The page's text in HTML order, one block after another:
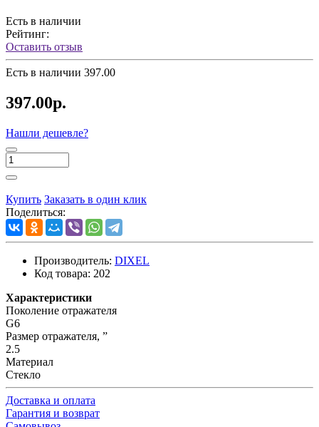
Есть в наличии
Рейтинг:
Оставить отзыв
Есть в наличии 397.00
397.00р.
Нашли дешевле?
Купить Заказать в один клик
Поделиться:
Производитель: DIXEL
Код товара: 202
Характеристики
Поколение отражателя
G6
Размер отражателя, ”
2.5
Материал
Стекло
Доставка и оплата
Гарантия и возврат